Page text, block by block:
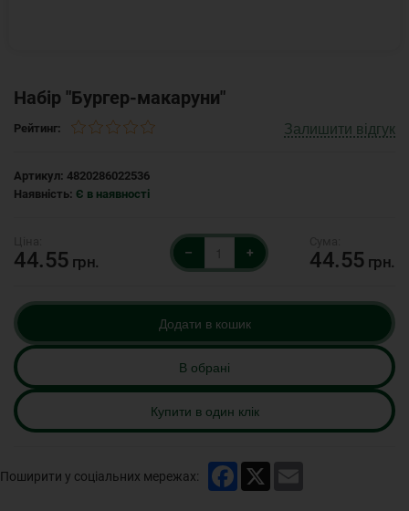
Набір "Бургер-макаруни"
Рейтинг: Залишити відгук
Артикул: 4820286022536
Наявність: Є в наявності
44.55 грн.
– + 44.55 грн.
Додати в кошик
В обрані
Купити в один клік
Поширити у соціальних мережах: Facebook